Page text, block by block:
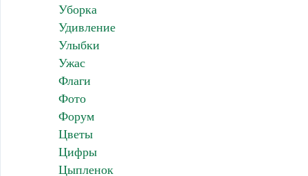
Уборка
Удивление
Улыбки
Ужас
Флаги
Фото
Форум
Цветы
Цифры
Цыпленок